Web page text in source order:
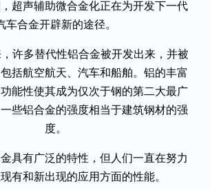
超声辅助微合金化正在为开发下一代
车合金开辟新的途径。
许多替代性铝合金被开发出来，并被
括航空航天、汽车和船舶。铝的丰富
能性使其成为仅次于钢的第二大最广
些铝合金的强度相当于建筑钢材的强
度。
具有广泛的特性，但人们一直在努力
有和新出现的应用方面的性能。